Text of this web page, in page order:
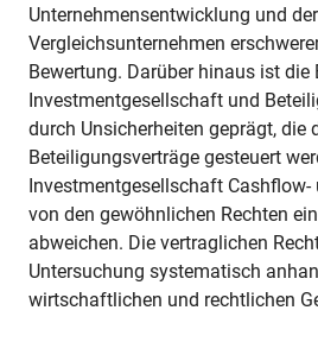
Unternehmensentwicklung und
Vergleichsunternehmen
Bewertung. Darüber hinaus ist die
Investmentgesellschaft und
durch Unsicherheiten geprägt, die
Beteiligungsverträge gesteuert
Investmentgesellschaft
von den gewöhnlichen Rechten
abweichen. Die vertraglichen
Untersuchung systematisch
wirtschaftlichen und rechtlichen